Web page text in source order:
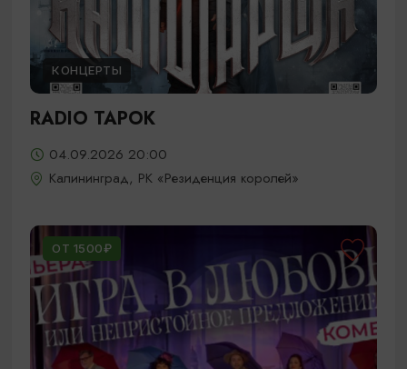
КОНЦЕРТЫ
RADIO TAPOK
04.09.2026 20:00
Калининград, РК «Резиденция королей»
ОТ 1500₽